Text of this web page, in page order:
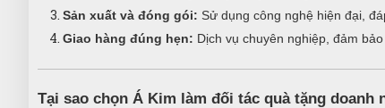
Sản xuất và đóng gói: Sử dụng công nghệ hiện đại,
Giao hàng đúng hẹn: Dịch vụ chuyên nghiệp, đảm
Tại sao chọn Á Kim làm đối tác quà tặng doanh